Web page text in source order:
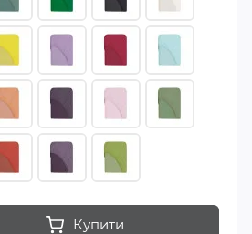
Купити